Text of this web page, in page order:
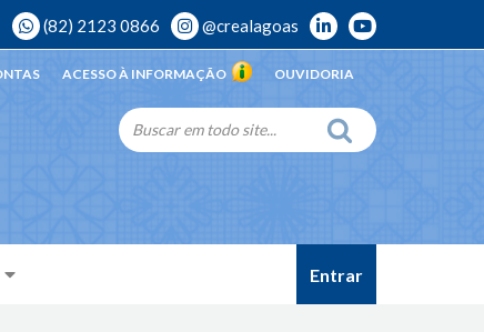
(82) 2123 0866 @crealagoas
OUVIDORIA
ACESSO À INFORMAÇÃO
Entrar